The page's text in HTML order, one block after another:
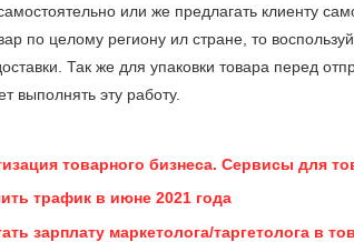
или же предлагать клиенту
по целому региону ил стране, то
Так же для упаковки товара перед
выполнять эту работу.
товарного бизнеса. Сервисы для
трафик в июне 2021 года
зарплату маркетолога/таргетолога в